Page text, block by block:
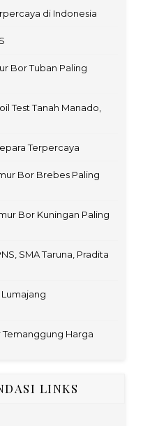
di Indonesia
Bor Tuban Paling
Test Tanah Manado,
Terpercaya
Bor Brebes Paling
Bor Kuningan Paling
SMA Taruna, Pradita
Temanggung Harga
LINKS